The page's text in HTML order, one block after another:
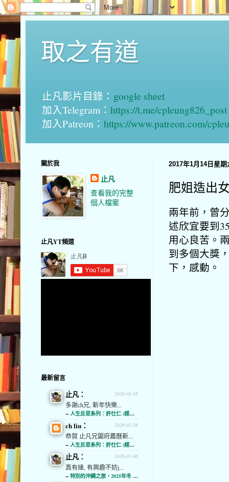
取之有道
止凡影片目錄： google sheet
加入Telegram： https://t.me/cpleung826_post
加入Patreon： https://www.patreon.com/
2017年1月14日星期
肥姐造出
兩年前，曾
述欣宜要到
用心良苦。
到多個大獎
下，感動。
關於我
止凡
查看我的完整
個人檔案
止凡YT頻道
最新留言
2026-02-16
止凡：
多謝ch兄, 新年快樂...
-- 人生反思系列：許仕仁 (經濟通)
2026-02-16
ch liu：
恭賀 止凡兄闔府農曆新...
-- 人生反思系列：許仕仁 (經濟通)
2026-01-06
止凡：
真有緣, 有興趣不妨j...
-- 特別的沖繩之旅，2025年冬 (經濟通)